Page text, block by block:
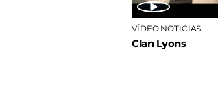
VÍDEO NOTICIAS
Clan Lyons